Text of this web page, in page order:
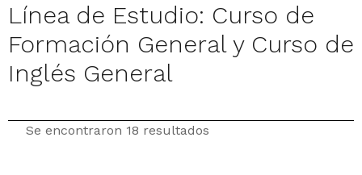
Línea de Estudio: Curso de
Formación General y Curso de
Inglés General
Se encontraron 18 resultados